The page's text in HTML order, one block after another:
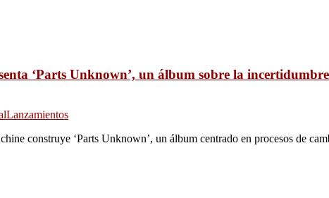
‘Parts Unknown’, un álbum sobre la
Lanzamientos
construye ‘Parts Unknown’, un álbum centrado en procesos de